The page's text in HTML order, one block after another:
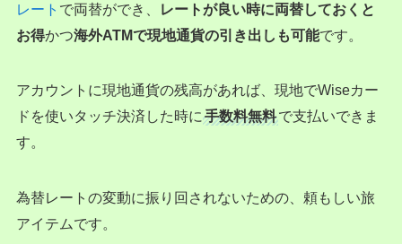
レート で両替ができ、
レートが良い時に両替しておくと
お得かつ海外ATMで現地通貨の引き出しも可能です。
アカウントに現地通貨の残高があれば、現地でWiseカー
ドを使いタッチ決済した時に 手数料無料で支払いできま
す。
為替レートの変動に振り回されないための、頼もしい旅
アイテムです。